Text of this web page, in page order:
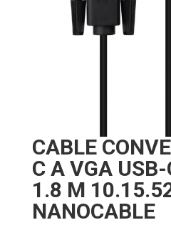
CABLE
C A VGA
1.8 M
NANOCABLE